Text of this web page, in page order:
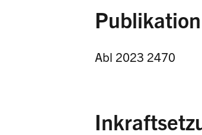
Publikation
Abl 2023 2470